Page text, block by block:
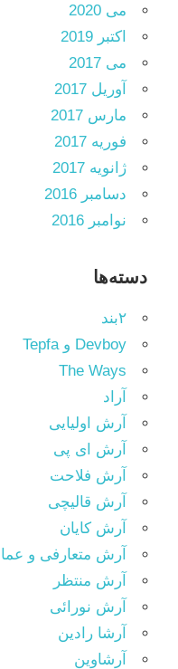
می 2020
اکتبر 2019
می 2017
آوریل 2017
مارس 2017
فوریه 2017
ژانویه 2017
دسامبر 2016
نوامبر 2016
دسته‌ها
۲بند
Devboy و Tepfa
The Ways
آراد
آرش اولیایی
آرش ای پی
آرش فلاحت
آرش قالیچی
آرش کایان
آرش متعارفی و
آرش منتظر
آرش نورائی
آرشا رادین
آرشاوین